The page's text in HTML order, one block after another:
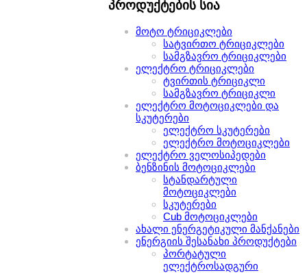
პროდუქტების სია
მოტო ტრიციკლები
სატვირთო ტრიციკლები
სამგზავრო ტრიციკლები
ელექტრო ტრიციკლები
ტვირთის ტრიციკლი
სამგზავრო ტრიციკლი
ელექტრო მოტოციკლები და
სკუტერები
ელექტრო სკუტერები
ელექტრო მოტოციკლები
ელექტრო ველოსიპედები
ბენზინის მოტოციკლები
სტანდარტული
მოტოციკლები
სკუტერები
Cub მოტოციკლები
ახალი ენერგეტიკული მანქანები
ენერგიის შესანახი პროდუქტები
პორტატული
ელექტროსადგური